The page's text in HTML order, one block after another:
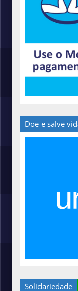
Doe e salve
Solidariedade